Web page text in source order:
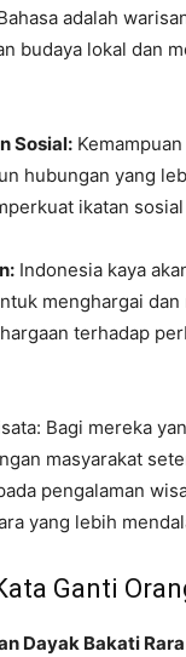
adalah
budaya lokal dan
Sosial:
hubungan yang
ikatan
Indonesia kaya
menghargai
terhadap
Bagi mereka
masyarakat
pengalaman
yang lebih
Ganti
Dayak Bakati Rara